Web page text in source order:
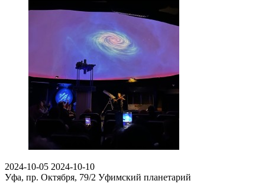
2024-10-05 2024-10-10
Уфа, пр. Октября, 79/2 Уфимский планетарий